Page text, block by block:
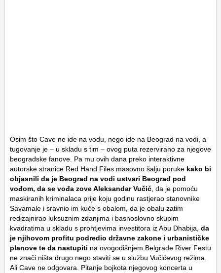
Osim što Cave ne ide na vodu, nego ide na Beograd na vodi, a
tugovanje je – u skladu s tim – ovog puta rezervirano za njegove
beogradske fanove. Pa mu ovih dana preko interaktivne
autorske stranice Red Hand Files masovno šalju poruke kako bi
objasnili da je Beograd na vodi ustvari Beograd pod
vođom, da se vođa zove Aleksandar Vučić , da je pomoću
maskiranih kriminalaca prije koju godinu rastjerao stanovnike
Savamale i sravnio im kuće s obalom, da je obalu zatim
redizajnirao luksuznim zdanjima i basnoslovno skupim
kvadratima u skladu s prohtjevima investitora iz Abu Dhabija, da
je njihovom profitu podredio državne zakone i urbanističke
planove te da nastupiti na ovogodišnjem Belgrade River Festu
ne znači ništa drugo nego staviti se u službu Vučićevog režima.
Ali Cave ne odgovara. Pitanje bojkota njegovog koncerta u